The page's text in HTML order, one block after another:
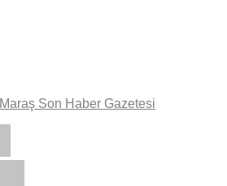
Maraş Son Haber Gazetesi